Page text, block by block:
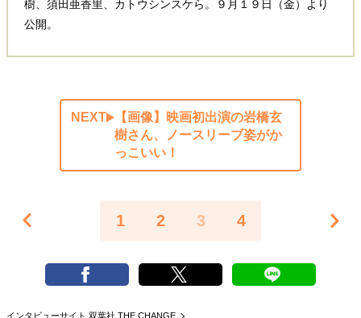
樹、須田亜香里、カトウシンスケら。９月１９日（金）より
公開。
NEXT
【画像】映画初出演の岩橋玄
樹さん、ノースリーブ姿がか
っこいい！
1 2 3 4
インタビューサイト 双葉社 THE CHANGE